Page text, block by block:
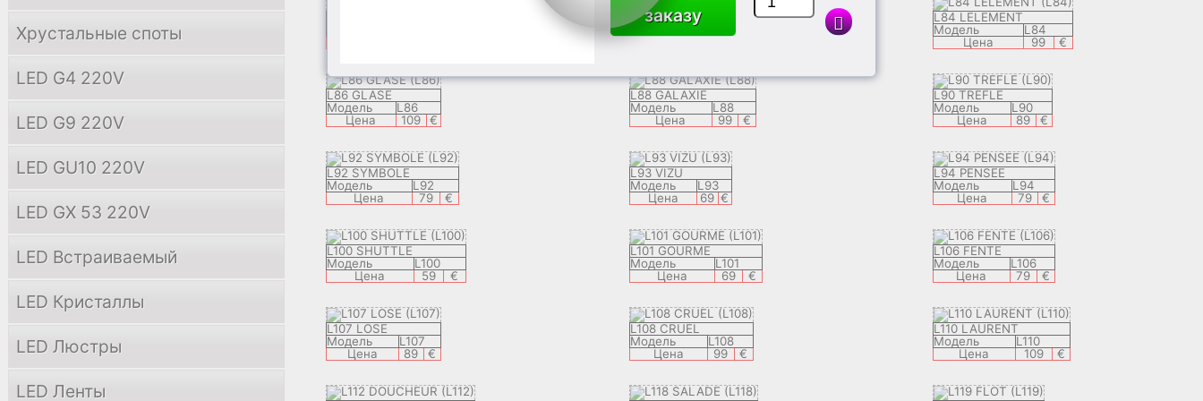
Хрустальные споты
LED G4 220V
LED G9 220V
LED GU10 220V
LED GX 53 220V
LED Встраиваемый
LED Кристаллы
LED Люстры
LED Ленты
L83 MISTRAL
L84 LELEMENT
Модель
L84
Цена
99 €
L86 GLASE
Модель
L86
Цена
109 €
L88 GALAXIE
Модель
L88
Цена
99 €
L90 TREFLE
Модель
L90
Цена
89 €
L92 SYMBOLE
Модель
L92
Цена
79 €
L93 VIZU
Модель
L93
Цена
69 €
L94 PENSEE
Модель
L94
Цена
79 €
L100 SHUTTLE
Модель
L100
Цена
59 €
L101 GOURME
Модель
L101
Цена
69 €
L106 FENTE
Модель
L106
Цена
79 €
L107 LOSE
Модель
L107
Цена
89 €
L108 CRUEL
Модель
L108
Цена
99 €
L110 LAURENT
Модель
L110
Цена
109 €
заказу